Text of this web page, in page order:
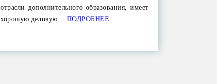
отрасли дополнительного образования, имеет
хорошую деловую… ПОДРОБНЕЕ